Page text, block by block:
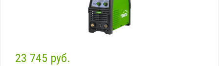
23 745 руб.